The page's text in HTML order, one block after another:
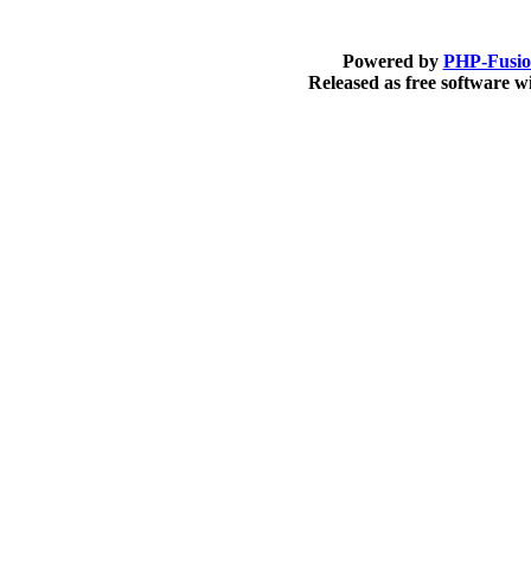
Powered by PHP-
Released as free software